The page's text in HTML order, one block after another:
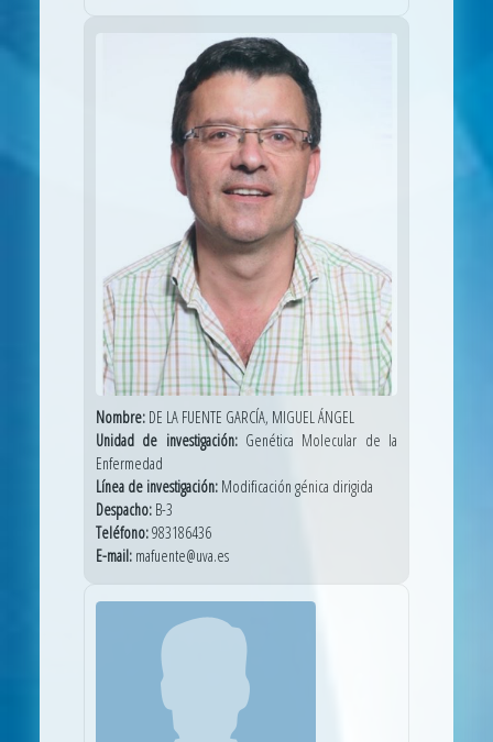
Nombre: DE LA FUENTE GARCÍA, MIGUEL ÁNGEL
Unidad de investigación:Genética Molecular de la
Enfermedad
Línea de investigación: Modificación génica dirigida
Despacho: B-3
Teléfono:983186436
E-mail: mafuente@uva.es